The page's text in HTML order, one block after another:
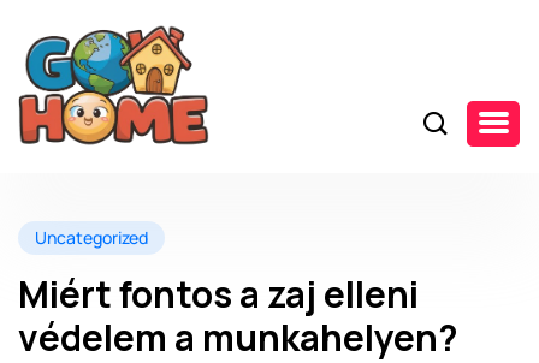
Uncategorized
Miért fontos a zaj elleni
védelem a munkahelyen?